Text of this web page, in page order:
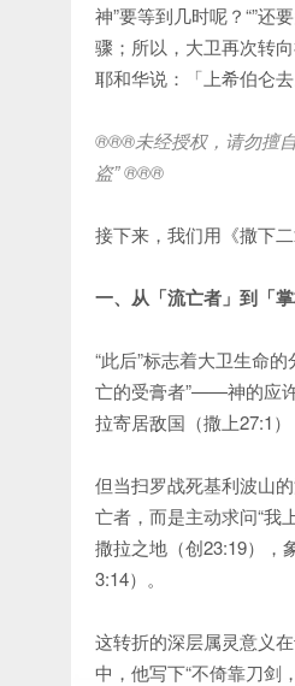
神”要等到几时呢？“”还
骤；所以，大卫再次转
耶和华说：「上希伯仑
®®®未经授权，请勿擅
盗” ®®®
接下来，我们用《撒下
一、从「流亡者」到「
“此后”标志着大卫生命
亡的受膏者”——神的应
拉寄居敌国（撒上27:1
但当扫罗战死基利波山
亡者，而是主动求问“
撒拉之地（创23:19），
3:14）。
这转折的深层属灵意义
中，他写下“不倚靠刀